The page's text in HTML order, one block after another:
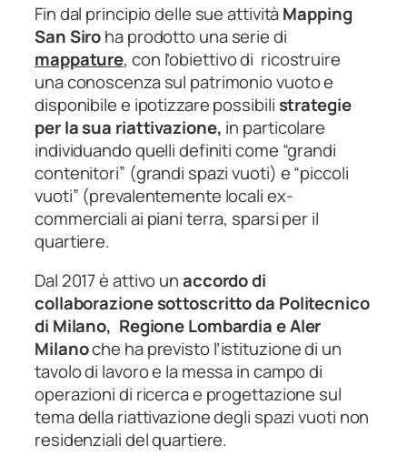
Fin dal principio delle sue attivitàMapping
San Siroha prodotto una serie di
mappature, con l’obiettivo di ricostruire
una conoscenza sul patrimonio vuoto e
disponibile e ipotizzare possibili strategie
per la sua riattivazione, in particolare
individuando quelli definiti come “grandi
contenitori” (grandi spazi vuoti) e “piccoli
vuoti” (prevalentemente locali ex-
commerciali ai piani terra, sparsi per il
quartiere.
Dal 2017 è attivo unaccordo di
collaborazione sottoscritto da Politecnico
di Milano, Regione Lombardia e Aler
Milanoche ha previsto l’istituzione di un
tavolo di lavoro e la messa in campo di
operazioni di ricerca e progettazione sul
tema della riattivazione degli spazi vuoti non
residenziali del quartiere.